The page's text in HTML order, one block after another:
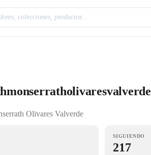
Olivares Valverde
SIGUIENDO
217